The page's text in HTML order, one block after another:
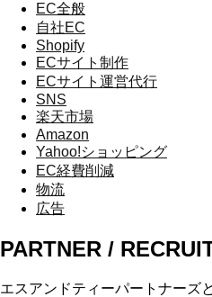
EC全般
自社EC
Shopify
ECサイト制作
ECサイト運営代行
SNS
楽天市場
Amazon
Yahoo!ショッピング
EC経費削減
物流
広告
PARTNER /
エスアンドティーパートナーズ